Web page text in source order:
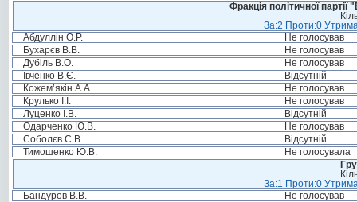
Фракція політичної
За:2 Проти:0
Абдуллін О.Р.
Не голосував
Бухарєв В.В.
Не голосував
Дубіль В.О.
Не голосував
Івченко В.Є.
Відсутній
Кожем’якін А.А.
Не голосував
Крулько І.І.
Не голосував
Луценко І.В.
Відсутній
Одарченко Ю.В.
Не голосував
Соболєв С.В.
Відсутній
Тимошенко Ю.В.
Не голосувала
За:1 Проти:0
Бандуров В.В.
Не голосував